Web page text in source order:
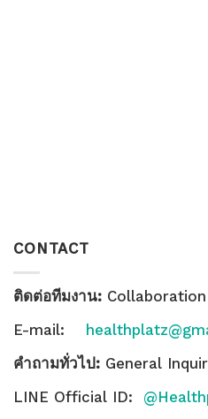
CONTACT
ติดต่อทีมงาน:
E-mail:
คำถามทั่วไป: General
LINE Official ID: